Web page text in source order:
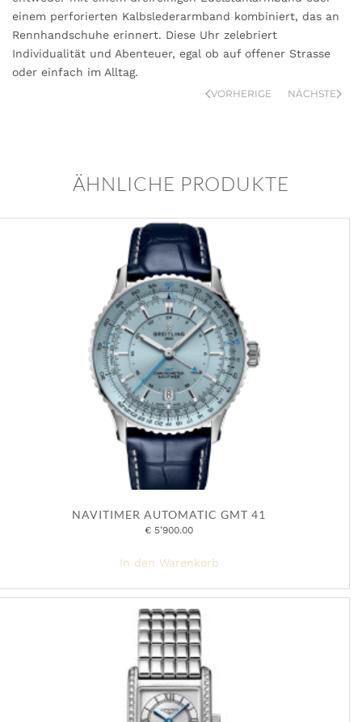
einem perforierten Kalbslederarmband kombiniert, das an
Rennhandschuhe erinnert. Diese Uhr zelebriert
Individualität und Abenteuer, egal ob auf offener Strasse
oder einfach im Alltag.
VORHERIGE NÄCHSTE
ÄHNLICHE PRODUKTE
NAVITIMER AUTOMATIC GMT 41
€ 5’900.00
In den Warenkorb